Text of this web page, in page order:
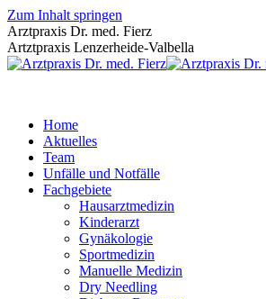
Zum Inhalt springen
Arztpraxis Dr. med. Fierz
Artztpraxis Lenzerheide-Valbella
Home
Aktuelles
Team
Unfälle und Notfälle
Fachgebiete
Hausarztmedizin
Kinderarzt
Gynäkologie
Sportmedizin
Manuelle Medizin
Dry Needling